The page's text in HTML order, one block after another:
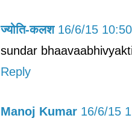
ज्योति-कलश 16/6/15 10:50
sundar
Reply
Manoj Kumar 16/6/15